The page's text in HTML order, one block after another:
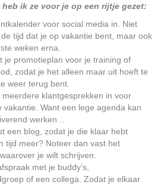
ik ze voor je op een rijtje gezet:
voor social media in. Niet
tijd dat je op vakantie bent, maar ook
weken erna.
je promotieplan voor je training of
zodat je het alleen maar uit hoeft te
weer terug bent.
meerdere klantgesprekken in voor
vakantie. Want een lege agenda kan
werken ..
een blog, zodat je die klaar hebt
tijd meer? Noteer dan vast het
je wilt schrijven.
met je buddy’s,
of een collega. Zodat je elkaar